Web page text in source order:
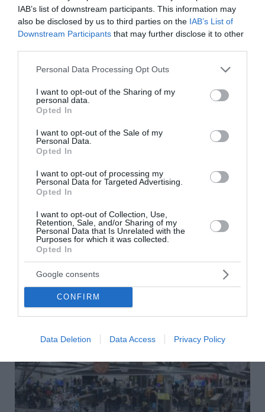
IAB’s list of downstream participants. This information may
also be disclosed by us to third parties on the IAB’s List of
Downstream Participants that may further disclose it to other
Please note that this website/app uses one or more Google
not limited to your visit or usage behaviour. You may click to
grant or deny consent to Google and its third-party tags to
use your data for below specified purposes in below Google
consent section.
Personal Data Processing Opt Outs
I want to opt-out of the Sharing of my
personal data.
Opted In
I want to opt-out of the Sale of my
Personal Data.
Opted In
I want to opt-out of processing my
Personal Data for Targeted Advertising.
Opted In
I want to opt-out of Collection, Use,
Retention, Sale, and/or Sharing of my
Personal Data that Is Unrelated with the
Purposes for which it was collected.
Opted In
Google consents
CONFIRM
Data Deletion Data Access Privacy Policy
Κατασχεμένα ακίνητα: Νέα
διαδικασία για μεταβίβαση –
Πώς γίνεται η αποδέσμευση
Η ΑΑΔΕ ενεργοποιεί νέο πλαίσιο για τις
μεταβιβάσεις κατασχεμένων ακινήτων,
επιτρέποντας υπό προϋποθέσεις την άρση της
κατάσχεσης χωρίς πλήρη εξόφληση των οφειλών.
Δείτε πώς λειτουργεί η νέα διαδικασία.
15:50 | 03 Αυγούστου 2026 Οικονομία